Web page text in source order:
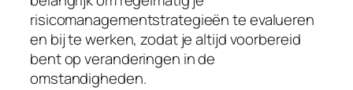
risicomanagementstrategieën te evalueren
en bij te werken, zodat je altijd voorbereid
bent op veranderingen in de
omstandigheden.